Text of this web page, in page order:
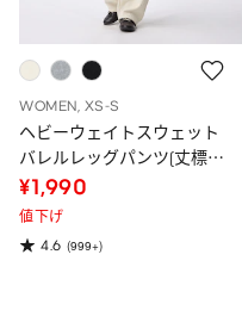
WOMEN, XS-S
ヘビーウェイトスウェット
バレルレッグパンツ(丈標準
68.5～72.5cm)
¥1,990
値下げ
4.6 (999+)